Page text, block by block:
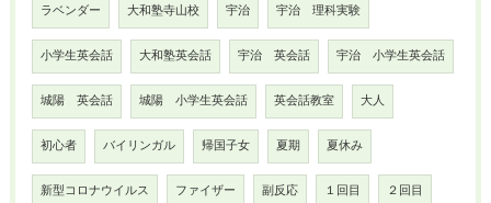
ラベンダー 大和塾寺山校 宇治 宇治 理科実験
小学生英会話 大和塾英会話 宇治 英会話 宇治 小学生英会話
城陽 英会話 城陽 小学生英会話 英会話教室 大人
初心者 バイリンガル 帰国子女 夏期 夏休み
新型コロナウイルス ファイザー 副反応 １回目 ２回目